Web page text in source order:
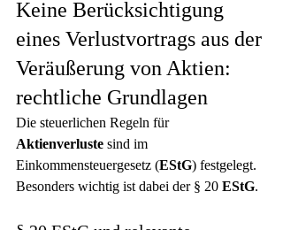
Keine Berücksichtigung
eines Verlustvortrags aus der
Veräußerung von Aktien:
rechtliche Grundlagen
Die steuerlichen Regeln für
Aktienverluste sind im
Einkommensteuergesetz (EStG) festgelegt.
Besonders wichtig ist dabei der § 20 EStG.